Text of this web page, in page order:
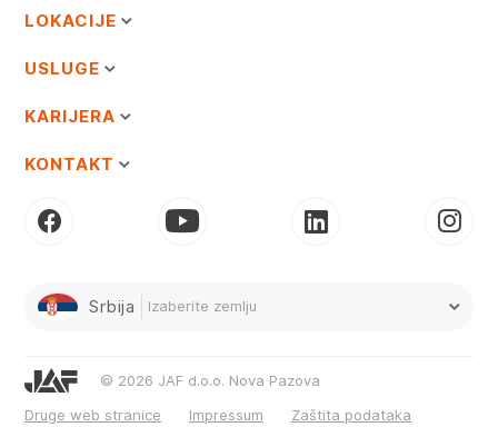
LOKACIJE
USLUGE
KARIJERA
KONTAKT
Srbija Izaberite zemlju
© 2026 JAF d.o.o. Nova Pazova
Druge web stranice
Impressum Zaštita podataka